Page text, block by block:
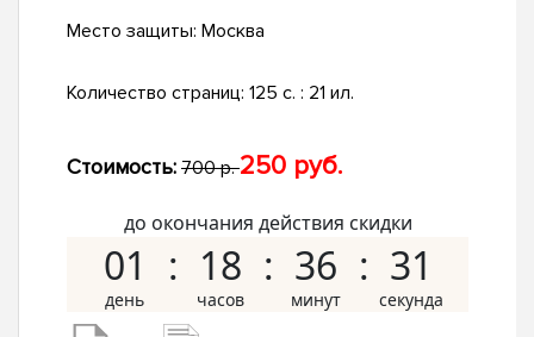
Место защиты: Москва
Количество страниц: 125 с. : 21 ил.
Стоимость: 700 р.250 руб.
до окончания действия скидки
01 18 36 30